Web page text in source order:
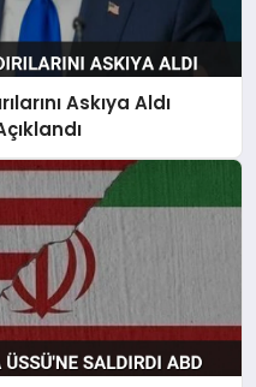
Askıya Aldı